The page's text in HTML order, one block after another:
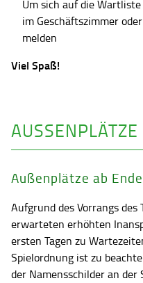
Um sich auf die
im Geschäftszimmer
melden
Viel Spaß!
AUSSENPLÄTZE
Außenplätze ab
Aufgrund des Vorrangs
erwarteten erhöhten
ersten Tagen zu
Spielordnung ist zu
der Namensschilder an der